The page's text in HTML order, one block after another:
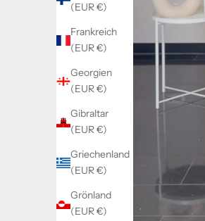
(EUR €)
Frankreich
(EUR €)
Georgien
(EUR €)
Gibraltar
(EUR €)
Griechenland
(EUR €)
Grönland
(EUR €)